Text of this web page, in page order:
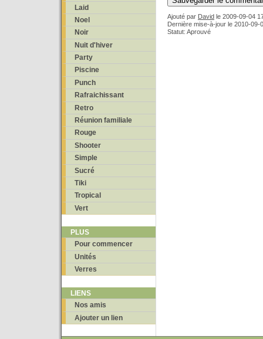
Laid
Noel
Noir
Nuit d'hiver
Party
Piscine
Punch
Rafraichissant
Retro
Réunion familiale
Rouge
Shooter
Simple
Sucré
Tiki
Tropical
Vert
PLUS
Pour commencer
Unités
Verres
LIENS
Nos amis
Ajouter un lien
Ajouté par David le 2009-09-04
Dernière mise-à-jour le 2010-09-
Statut: Aprouvé